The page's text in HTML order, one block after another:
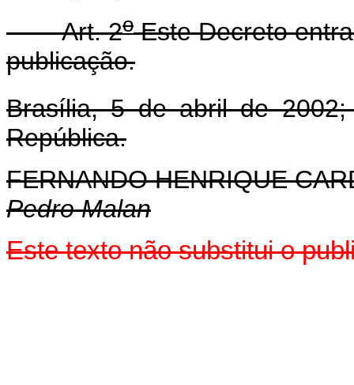
Art. 2oEste Decreto
publicação.
Brasília, 5 de abril de 2002;
República.
FERNANDO HENRIQUE
Pedro Malan
Este texto não substitui o